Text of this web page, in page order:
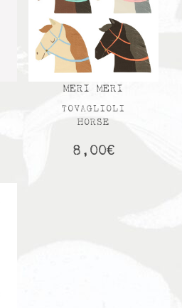
MERI MERI
TOVAGLIOLI
HORSE
8,00€